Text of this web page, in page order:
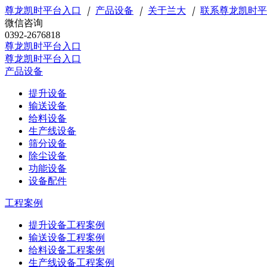
尊龙凯时平台入口 ｜ 产品设备 ｜ 关于兰大 ｜ 联系尊龙凯时
微信咨询
0392-2676818
尊龙凯时平台入口
尊龙凯时平台入口
产品设备
提升设备
输送设备
给料设备
生产线设备
筛分设备
除尘设备
功能设备
设备配件
工程案例
提升设备工程案例
输送设备工程案例
给料设备工程案例
生产线设备工程案例